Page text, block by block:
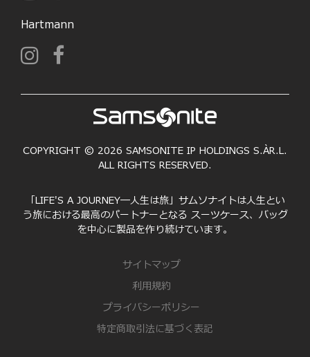
Hartmann
COPYRIGHT © 2026 SAMSONITE IP HOLDINGS S.ÀR.L.
ALL RIGHTS RESERVED.
「LIFE'S A JOURNEY―人生は旅」サムソナイトは人生とい
う旅における最高のパートナーとなる スーツケース、バッグ
を中心に製品を作り続けています。
サイトマップ
利用規約
プライバシーポリシー
特定商取引法に基づく表記